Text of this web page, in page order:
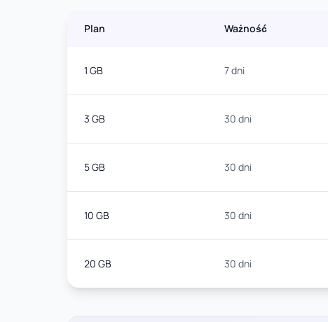
Plan Ważność
1 GB 7 dni
3 GB 30 dni
5 GB 30 dni
10 GB 30 dni
20 GB 30 dni